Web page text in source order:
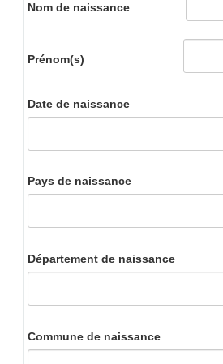
Nom de naissance
Prénom(s)
Date de naissance
Pays de naissance
Département de naissance
Commune de naissance